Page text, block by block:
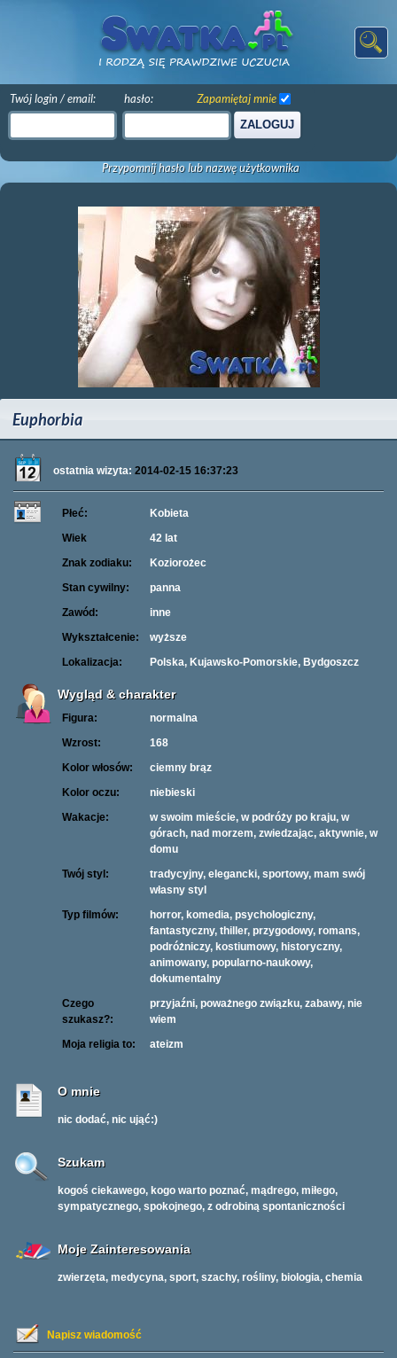
Twój login / email: hasło:
ZALOGUJ
Zapamiętaj mnie
Przypomnij hasło lub nazwę użytkownika
Euphorbia
ostatnia wizyta: 2014-02-15 16:37:23
Napisz wiadomość
Płeć:
Kobieta
Wiek
42 lat
Znak zodiaku:
Koziorożec
Stan cywilny:
panna
Zawód:
inne
Wykształcenie:
wyższe
Lokalizacja:
Polska, Kujawsko-Pomorskie, Bydgoszcz
Wygląd & charakter
Figura:
normalna
Wzrost:
168
Kolor włosów:
ciemny brąz
Kolor oczu:
niebieski
Wakacje:
w swoim mieście, w podróży po kraju, w
górach, nad morzem, zwiedzając, aktywnie, w
domu
Twój styl:
tradycyjny, elegancki, sportowy, mam swój
własny styl
Typ filmów:
horror, komedia, psychologiczny,
fantastyczny, thiller, przygodowy, romans,
podróżniczy, kostiumowy, historyczny,
animowany, popularno-naukowy,
dokumentalny
Czego
szukasz?:
przyjaźni, poważnego związku, zabawy, nie
wiem
Moja religia to:
ateizm
O mnie
nic dodać, nic ująć:)
Szukam
kogoś ciekawego, kogo warto poznać, mądrego, miłego,
sympatycznego, spokojnego, z odrobiną spontaniczności
Moje Zainteresowania
zwierzęta, medycyna, sport, szachy, rośliny, biologia, chemia